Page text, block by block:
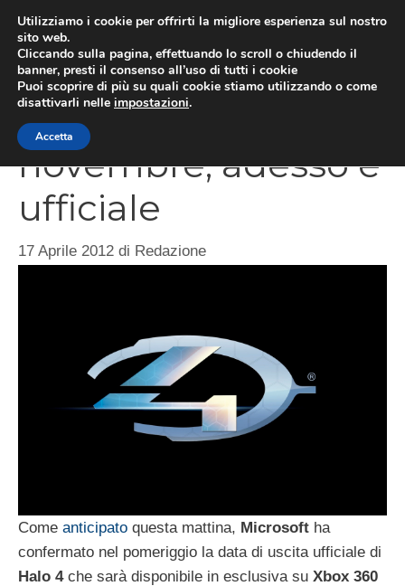
contenuto
Halo 4 uscirà il 6
novembre, adesso è
ufficiale
17 Aprile 2012 di Redazione
Come anticipato questa mattina, Microsoft ha
confermato nel pomeriggio la data di uscita ufficiale di
Halo 4che sarà disponibile in esclusiva su Xbox 360
Utilizziamo i cookie per offrirti la migliore esperienza sul nostro
sito web.
Cliccando sulla pagina, effettuando lo scroll o chiudendo il
banner, presti il consenso all’uso di tutti i cookie
Puoi scoprire di più su quali cookie stiamo utilizzando o come
disattivarli nelle impostazioni.
Accetta